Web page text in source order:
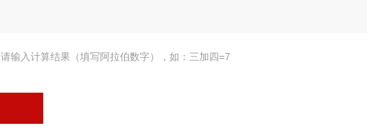
请输入计算结果（填写阿拉伯数字），如：三加四=7